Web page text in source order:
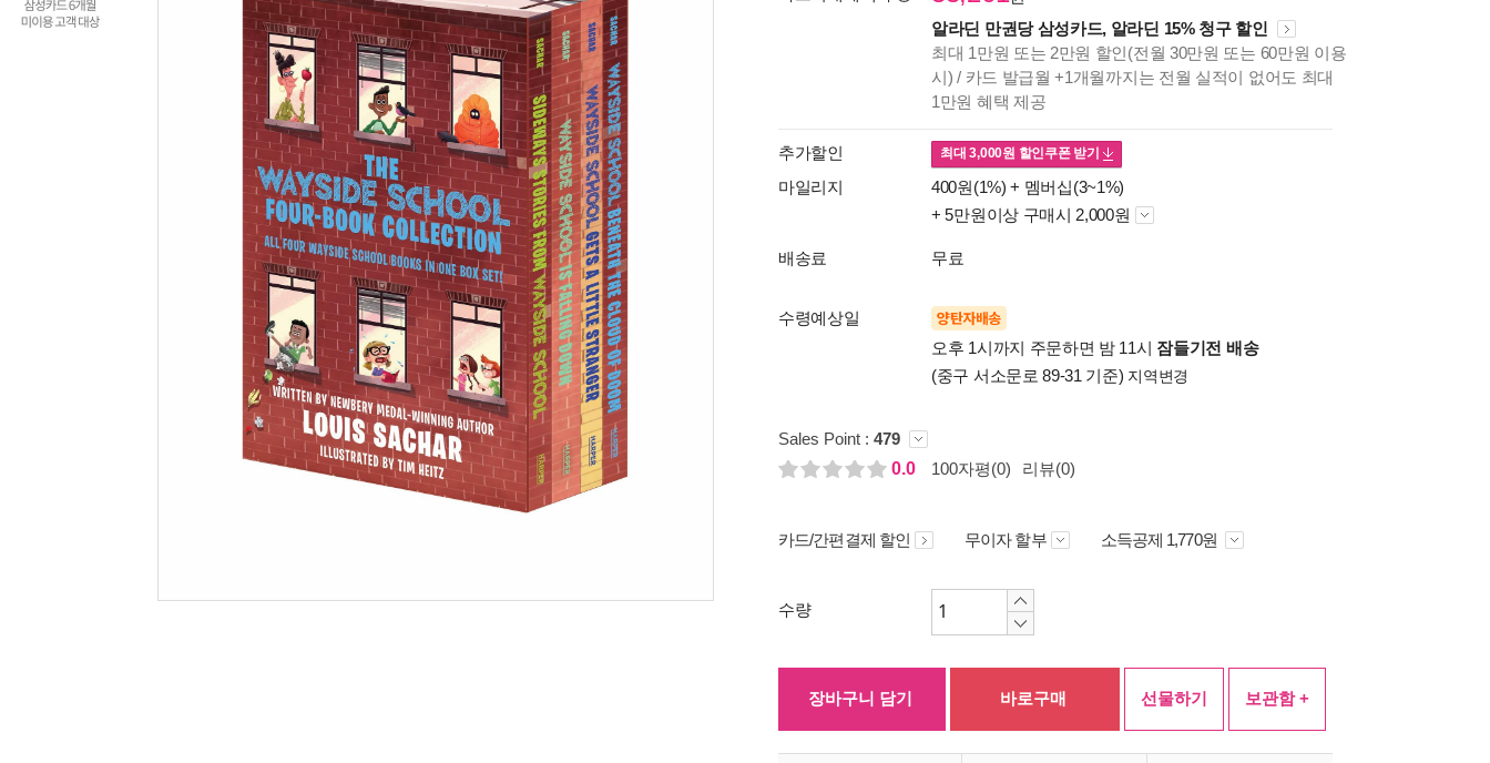
알라딘 만권당 삼성카드, 알라딘 15% 청구 할인
최대 1만원 또는 2만원 할인(전월 30만원 또는 60만원 이용
시) / 카드 발급월 +1개월까지는 전월 실적이 없어도 최대
1만원 혜택 제공
추가할인 최대3,000원 할인쿠폰 받기
마일리지 400원(1%) + 멤버십(3~1%)
+ 5만원이상 구매시 2,000원
배송료 무료
수령예상일 양탄자배송
오후 1시까지 주문하면 밤 11시 잠들기전 배송
(중구 서소문로 89-31 기준) 지역변경
Sales Point : 479
0.0
100자평(0) 리뷰(0)
카드/간편결제 할인 무이자 할부 소득공제 1,770원
수량
장바구니 담기 바로구매 선물하기 보관함 +